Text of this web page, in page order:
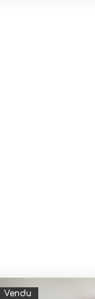
Vendu